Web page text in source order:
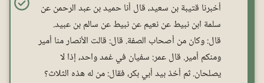
أخبرنا قتيبة بن سعيد، قال أنا حميد بن عبد الرحمن عن
سلمة ابن نبيط عن نعيم عن نبيط عن سالم بن عبيد.
قال: وكان من أصحاب الصفة. قال: قالت الأنصار منا أمير
ومنكم أمير. قال عمر: سفيان في غمد واحد، إذا لا
يصلحان. ثم أخذ بيد أبي بکر، فقال: من له هذه الثلاث؟